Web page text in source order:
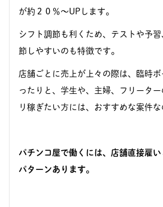
が約２０％〜UPします。
シフト調節も利くため、テストや予
節しやすいのも特徴です。
店舗ごとに売上が上々の際は、臨時
ったりと、学生や、主婦、フリータ
リ稼ぎたい方には、おすすめな案件な
パチンコ屋で働くには、店舗直接雇い
パターンあります。